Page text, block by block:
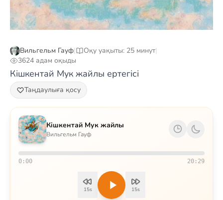
Вильгельм Гауф| Оқу уақыты: 25 минут|
3624 адам оқыды
Кішкентай Мук жайлы ертегісі
Таңдаулыға қосу
Кішкентай Мук жайлы
Вильгельм Гауф
0:00 20:29
15s 15s